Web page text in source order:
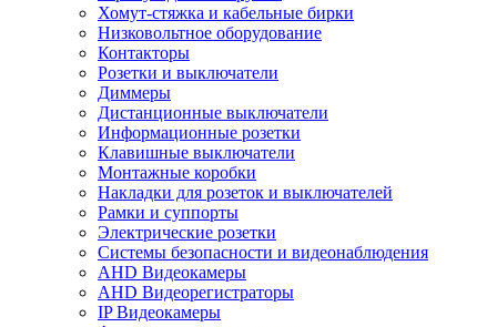
Хомут-стяжка и кабельные бирки
Низковольтное оборудование
Контакторы
Розетки и выключатели
Диммеры
Дистанционные выключатели
Информационные розетки
Клавишные выключатели
Монтажные коробки
Накладки для розеток и выключателей
Рамки и суппорты
Электрические розетки
Системы безопасности и видеонаблюдения
AHD Видеокамеры
AHD Видеорегистраторы
IP Видеокамеры